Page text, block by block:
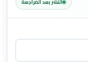
النشر بعد المراجعة